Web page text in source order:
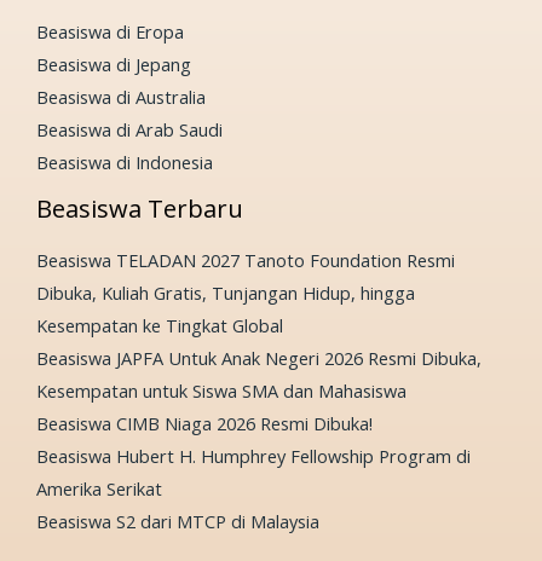
Beasiswa di Eropa
Beasiswa di Jepang
Beasiswa di Australia
Beasiswa di Arab Saudi
Beasiswa di Indonesia
Beasiswa Terbaru
Beasiswa TELADAN 2027 Tanoto Foundation Resmi
Dibuka, Kuliah Gratis, Tunjangan Hidup, hingga
Kesempatan ke Tingkat Global
Beasiswa JAPFA Untuk Anak Negeri 2026 Resmi Dibuka,
Kesempatan untuk Siswa SMA dan Mahasiswa
Beasiswa CIMB Niaga 2026 Resmi Dibuka!
Beasiswa Hubert H. Humphrey Fellowship Program di
Amerika Serikat
Beasiswa S2 dari MTCP di Malaysia